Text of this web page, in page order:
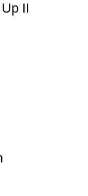
II